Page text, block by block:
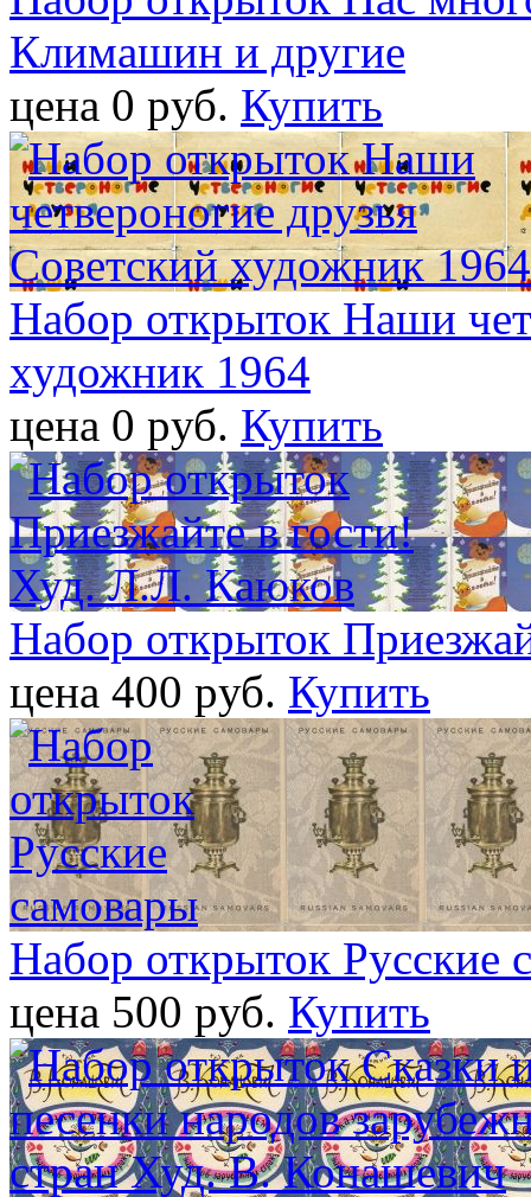
Климашин и другие
цена 0 pуб. Купить
Набор открыток Наши
художник 1964
цена 0 pуб. Купить
Набор открыток
цена 400 pуб. Купить
Набор открыток Русские
цена 500 pуб. Купить